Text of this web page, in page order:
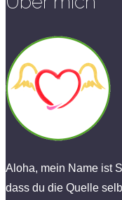
Aloha, mein Name ist
dass du die Quelle